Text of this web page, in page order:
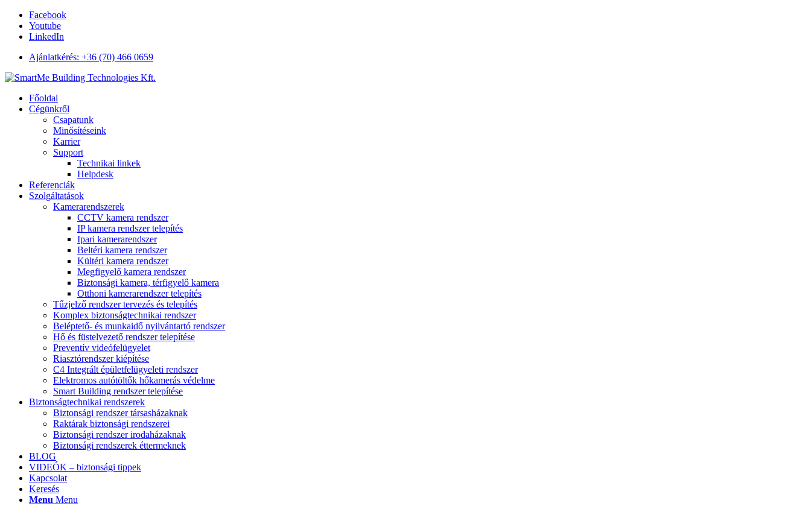
Facebook
Youtube
LinkedIn
Ajánlatkérés: +36 (70) 466 0659
Főoldal
Cégünkről
Csapatunk
Minősítéseink
Karrier
Support
Technikai linkek
Helpdesk
Referenciák
Szolgáltatások
Kamerarendszerek
CCTV kamera rendszer
IP kamera rendszer telepítés
Ipari kamerarendszer
Beltéri kamera rendszer
Kültéri kamera rendszer
Megfigyelő kamera rendszer
Biztonsági kamera, térfigyelő kamera
Otthoni kamerarendszer telepítés
Tűzjelző rendszer tervezés és telepítés
Komplex biztonságtechnikai rendszer
Beléptető- és munkaidő nyilvántartó rendszer
Hő és füstelvezető rendszer telepítése
Preventív videófelügyelet
Riasztórendszer kiépítése
C4 Integrált épületfelügyeleti rendszer
Elektromos autótöltők hőkamerás védelme
Smart Building rendszer telepítése
Biztonságtechnikai rendszerek
Biztonsági rendszer társasházaknak
Raktárak biztonsági rendszerei
Biztonsági rendszer irodaházaknak
Biztonsági rendszerek éttermeknek
BLOG
VIDEÓK – biztonsági tippek
Kapcsolat
Keresés
Menu Menu